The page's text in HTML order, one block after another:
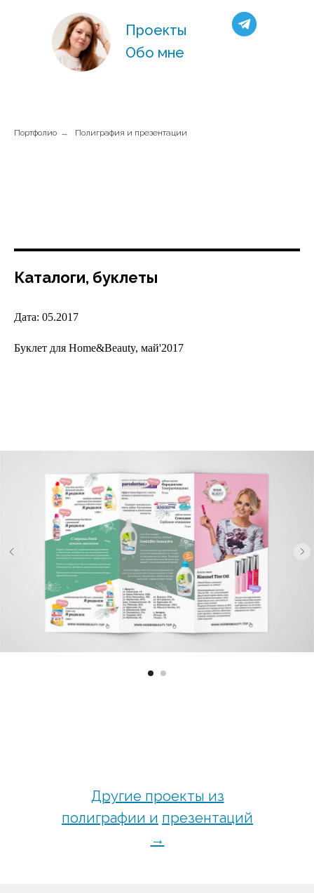
Проекты
Обо мне
Портфолио → Полиграфия и презентации
Каталоги, буклеты
Дата: 05.2017
Буклет для Home&Beauty, май'2017
Другие проекты из
полиграфии и презентаций
→